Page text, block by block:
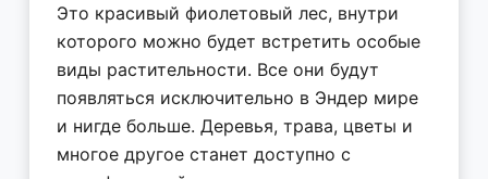
Это красивый фиолетовый лес, внутри
которого можно будет встретить особые
виды растительности. Все они будут
появляться исключительно в Эндер мире
и нигде больше. Деревья, трава, цветы и
многое другое станет доступно с